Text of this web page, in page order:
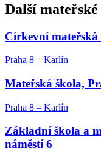
Další
Církevní
Praha 8 – Karlín
Mateřská škola,
Praha 8 – Karlín
Základní škola a
náměstí 6